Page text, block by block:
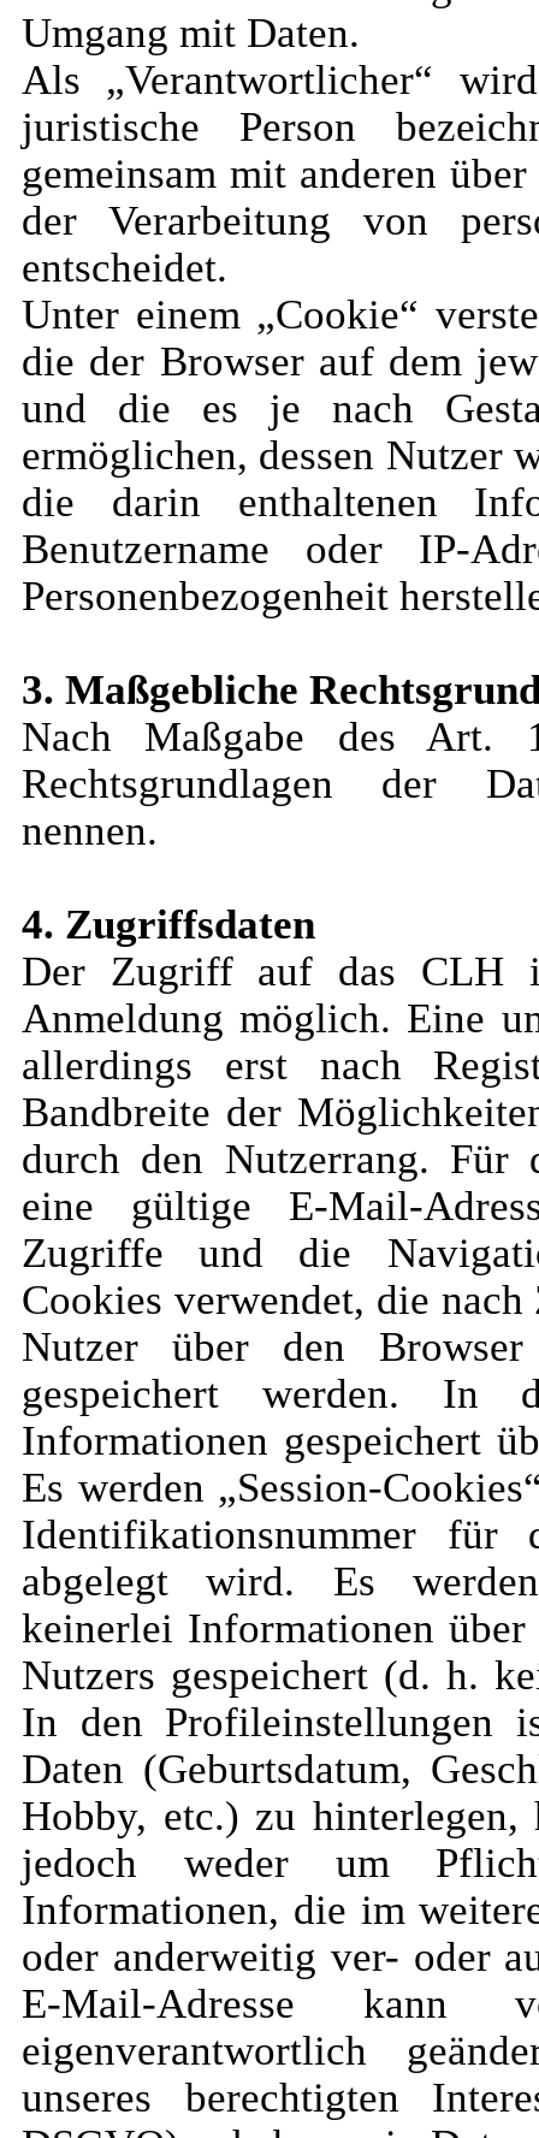
Umgang mit Daten.
Als „Verantwortlicher“
juristische Person
gemeinsam mit anderen
der Verarbeitung von
entscheidet.
Unter einem „Cookie“
die der Browser auf dem
und die es je nach
ermöglichen, dessen Nutzer
die darin enthaltenen
Benutzername oder IP-
Personenbezogenheit
3. Maßgebliche
Nach Maßgabe des Art.
Rechtsgrundlagen der
nennen.
4. Zugriffsdaten
Der Zugriff auf das CLH
Anmeldung möglich. Eine
allerdings erst nach
Bandbreite der
durch den Nutzerrang. Für
eine gültige E-Mail-
Zugriffe und die
Cookies verwendet, die
Nutzer über den
gespeichert werden. In
Informationen gespeichert
Es werden „Session-
Identifikationsnummer für
abgelegt wird. Es
keinerlei Informationen über
Nutzers gespeichert (d. h.
In den Profileinstellungen
Daten (Geburtsdatum,
Hobby, etc.) zu
jedoch weder um
Informationen, die im
oder anderweitig ver- oder
E-Mail-Adresse kann
eigenverantwortlich
unseres berechtigten